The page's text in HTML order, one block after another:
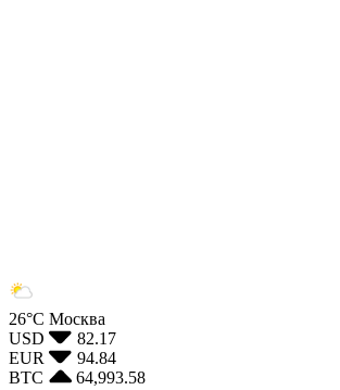
26°С Москва
USD
82.17
EUR
94.84
BTC
64,993.58